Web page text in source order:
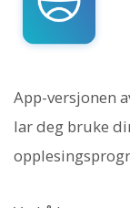
App-versjonen
lar deg bruke